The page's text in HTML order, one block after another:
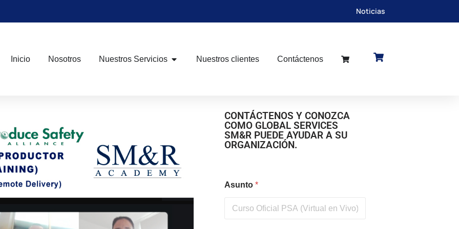
Noticias
Inicio Nosotros Nuestros Servicios Nuestros clientes Contáctenos
CONTÁCTENOS Y CONOZCA
COMO GLOBAL SERVICES
SM&R PUEDE AYUDAR A SU
ORGANIZACIÓN.
Asunto *